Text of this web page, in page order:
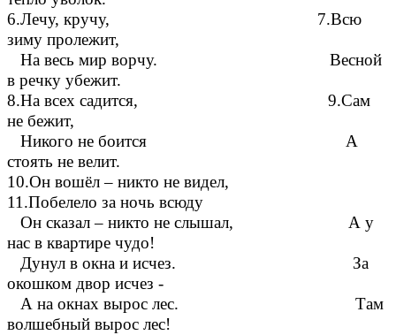
6.Лечу, кручу, 7.Всю
зиму пролежит,
На весь мир ворчу. Весной
в речку убежит.
8.На всех садится, 9.Сам
не бежит,
Никого не боится А
стоять не велит.
10.Он вошёл – никто не видел,
11.Побелело за ночь всюду
Он сказал – никто не слышал, А у
нас в квартире чудо!
Дунул в окна и исчез. За
окошком двор исчез -
А на окнах вырос лес. Там
волшебный вырос лес!